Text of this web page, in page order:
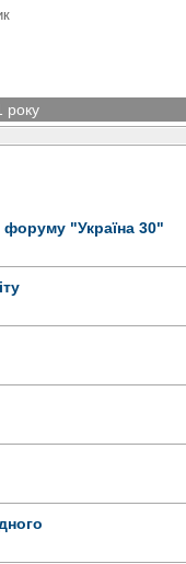
року
форуму "Україна 30"